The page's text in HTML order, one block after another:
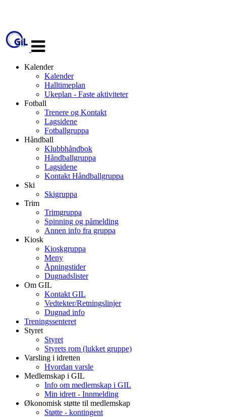
navigasjon
Kalender
Kalender
Halltimeplan
Ukeplan - Faste aktiviteter
Fotball
Trenere og Kontakt
Lagsidene
Fotballgruppa
Håndball
Klubbhåndbok
Håndballgruppa
Lagsidene
Kontakt Håndballgruppa
Ski
Skigruppa
Trim
Trimgruppa
Spinning og påmelding
Annen info fra gruppa
Kiosk
Kioskgruppa
Meny
Åpningstider
Dugnadslister
Om GIL
Kontakt GIL
Vedtekter/Retningslinjer
Dugnad info
Treningssenteret
Styret
Styret
Styrets rom (lukket gruppe)
Varsling i idretten
Hvordan varsle
Medlemskap i GIL
Info om medlemskap i GIL
Min idrett - Innmelding
Økonomisk støtte til medlemskap
Støtte - kontingent